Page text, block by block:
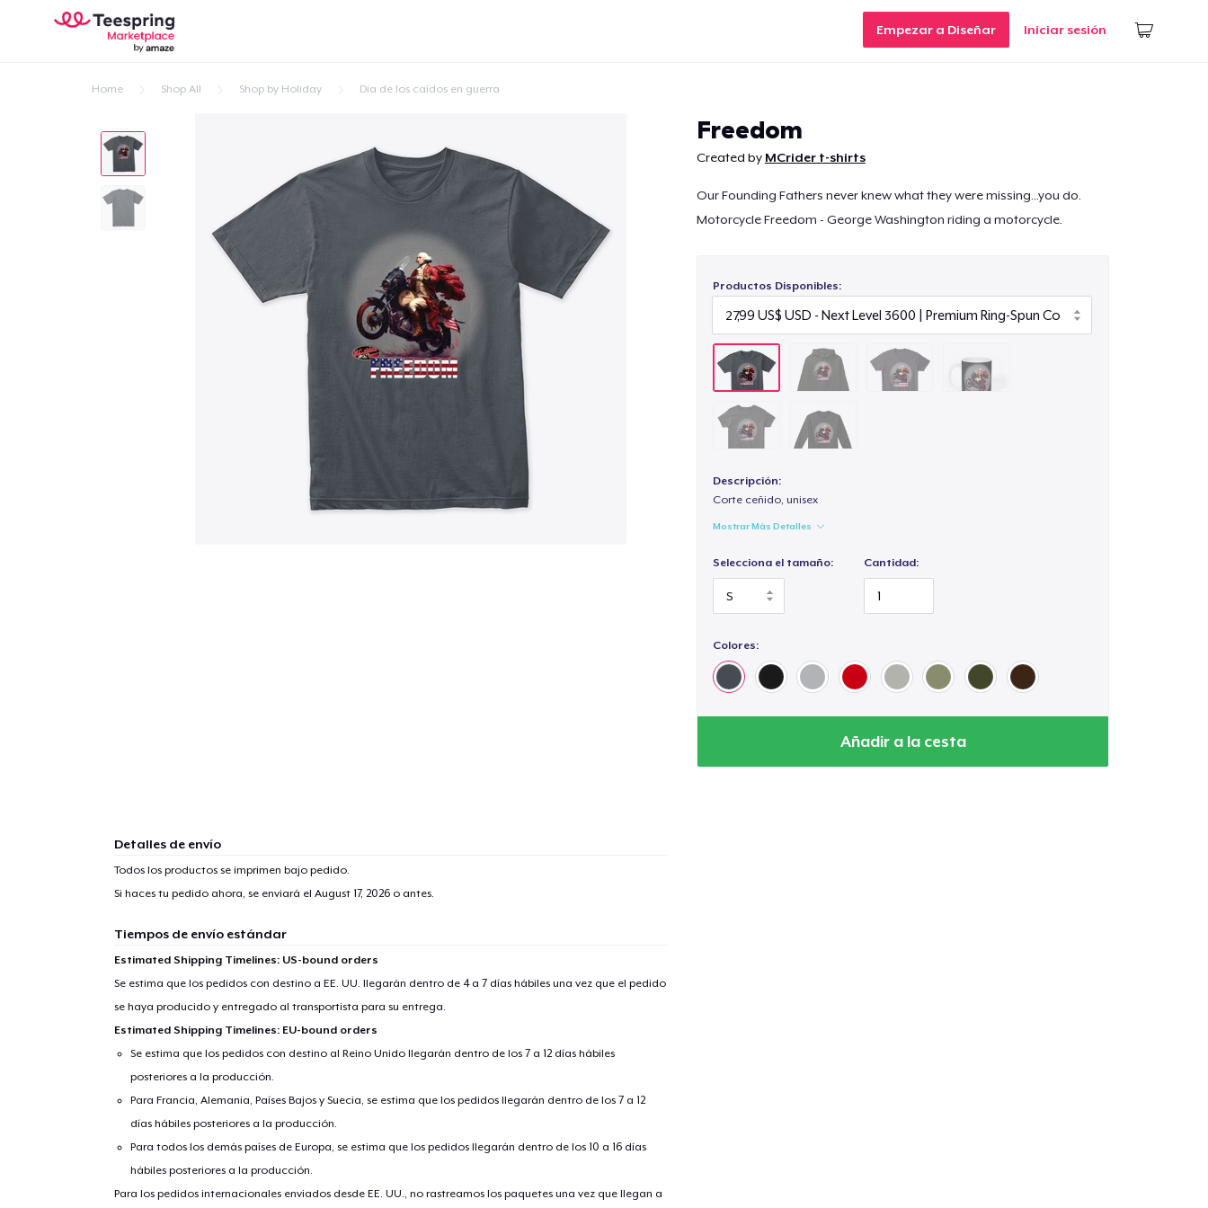
Empezar a Diseñar Iniciar sesión
Home Shop All Shop by Holiday Día de los caídos en guerra
Freedom
Created by MCrider t-shirts
Our Founding Fathers never knew what they were missing...you do.
Motorcycle Freedom - George Washington riding a motorcycle.
Productos Disponibles:
Descripción:
Corte ceñido, unisex
Mostrar Más Detalles
Selecciona el tamaño: Cantidad:
Colores:
Añadir a la cesta
Detalles de envío
Todos los productos se imprimen bajo pedido.
Si haces tu pedido ahora, se enviará el August 17, 2026o antes.
Tiempos de envío estándar
Estimated Shipping Timelines: US-bound orders
Se estima que los pedidos con destino a EE. UU. llegarán dentro de 4 a 7 días hábiles una vez que el pedido
se haya producido y entregado al transportista para su entrega.
Estimated Shipping Timelines: EU-bound orders
Se estima que los pedidos con destino al Reino Unido llegarán dentro de los 7 a 12 días hábiles
posteriores a la producción.
Para Francia, Alemania, Países Bajos y Suecia, se estima que los pedidos llegarán dentro de los 7 a 12
días hábiles posteriores a la producción.
Para todos los demás países de Europa, se estima que los pedidos llegarán dentro de los 10 a 16 días
hábiles posteriores a la producción.
Para los pedidos internacionales enviados desde EE. UU., no rastreamos los paquetes una vez que llegan a
1artículo añadido al
Finalizar y pagar pedido
27,99 US$
Unisex Premium Pullover Hoodie
Continuar